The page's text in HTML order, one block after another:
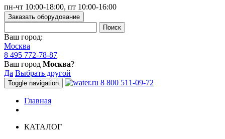
пн-чт 10:00-18:00, пт 10:00-16:00
Заказать оборудование
Ваш город:
Москва
8 495 772-78-87
Ваш город Москва?
Да Выбрать другой
Toggle navigation 8 800 511-09-72
Главная
КАТАЛОГ